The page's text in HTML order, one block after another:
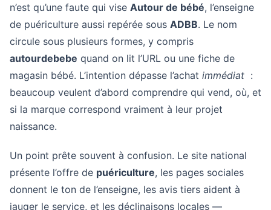
n’est qu’une faute qui vise Autour de bébé, l’enseigne
de puériculture aussi repérée sous ADBB. Le nom
circule sous plusieurs formes, y compris
autourdebebe quand on lit l’URL ou une fiche de
magasin bébé. L’intention dépasse l’achat immédiat :
beaucoup veulent d’abord comprendre qui vend, où, et
si la marque correspond vraiment à leur projet
naissance.
Un point prête souvent à confusion. Le site national
présente l’offre de puériculture, les pages sociales
donnent le ton de l’enseigne, les avis tiers aident à
jauger le service, et les déclinaisons locales —